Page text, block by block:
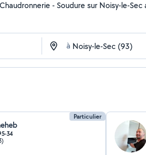
- Soudure sur Noisy-le-
à
Particulier
34